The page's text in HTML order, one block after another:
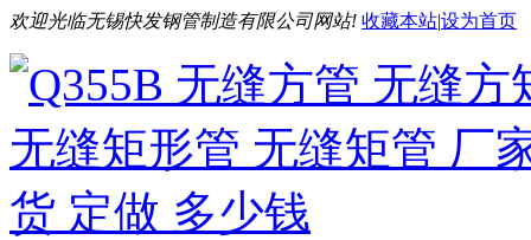
欢迎光临无锡快发钢管制造有限公司网站! 收藏本站|设为首页